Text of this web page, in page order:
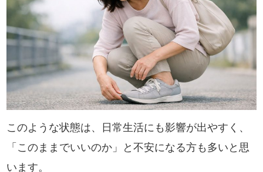
このような状態は、日常生活にも影響が出やすく、
「このままでいいのか」と不安になる方も多いと思
います。